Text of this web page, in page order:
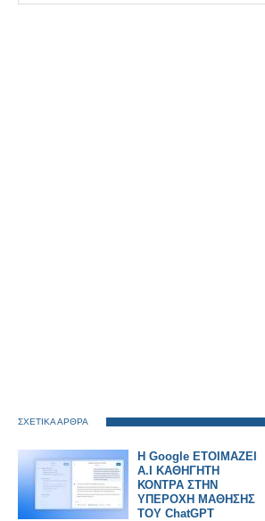
ΣΧΕΤΙΚΑ ΑΡΘΡΑ
Η Google ΕΤΟΙΜΑΖΕΙ
A.I ΚΑΘΗΓΗΤΗ
ΚΟΝΤΡΑ ΣΤΗΝ
ΥΠΕΡΟΧΗ ΜΑΘΗΣΗΣ
ΤΟΥ ChatGPT